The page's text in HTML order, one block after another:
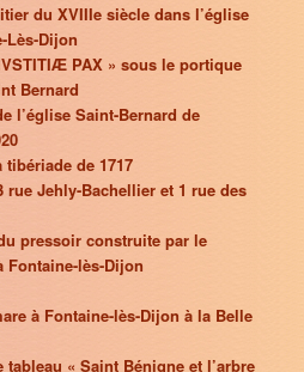
du XVIIIe siècle dans l’église
Lès-Dijon
PAX » sous le portique
Bernard
l’église Saint-Bernard de
de 1717
rue Jehly-Bachellier et 1 rue des
pressoir construite par le
Fontaine-lès-Dijon
à Fontaine-lès-Dijon à la Belle
« Saint Bénigne et l’arbre